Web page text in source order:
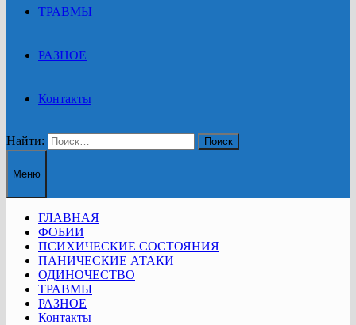
ТРАВМЫ
РАЗНОЕ
Контакты
Найти:
Меню
ГЛАВНАЯ
ФОБИИ
ПСИХИЧЕСКИЕ СОСТОЯНИЯ
ПАНИЧЕСКИЕ АТАКИ
ОДИНОЧЕСТВО
ТРАВМЫ
РАЗНОЕ
Контакты